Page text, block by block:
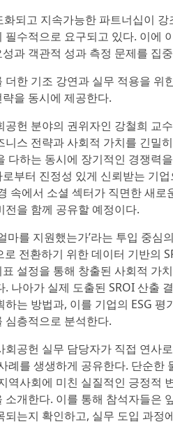
화되고 지속가능한 파트너십이
필수적으로 요구되고 있다. 이에
과 객관적 성과 측정 문제를 집
더한 기조 강연과 실무 적용을
을 동시에 제공한다.
공헌 분야의 권위자인 강철희 교
스 전략과 사회적 가치를 긴밀
다하는 동시에 장기적인 경쟁력
부터 진정성 있게 신뢰받는 기
속에서 소셜 섹터가 직면한 새
을 함께 공유할 예정이다.
마를 지원했는가’라는 투입 중
로 전환하기 위한 데이터 기반의
설정을 통해 창출된 사회적 가
나아가 실제 도출된 SROI 산출
는 방법과, 이를 기업의 ESG 평
심층적으로 분석한다.
공헌 실무 담당자가 직접 연사
례를 생생하게 공유한다. 단순
역사회에 미친 실질적인 긍정적
개한다. 이를 통해 참석자들은
는지 확인하고, 실무 도입 과